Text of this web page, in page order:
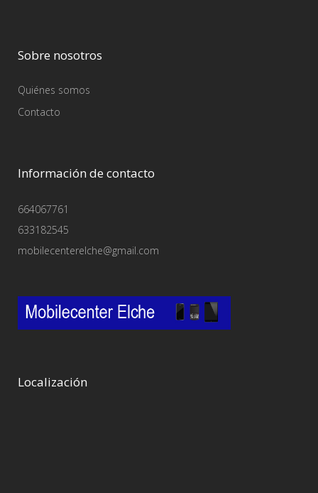
Sobre nosotros
Quiénes somos
Contacto
Información de contacto
664067761
633182545
mobilecenterelche@gmail.com
Localización